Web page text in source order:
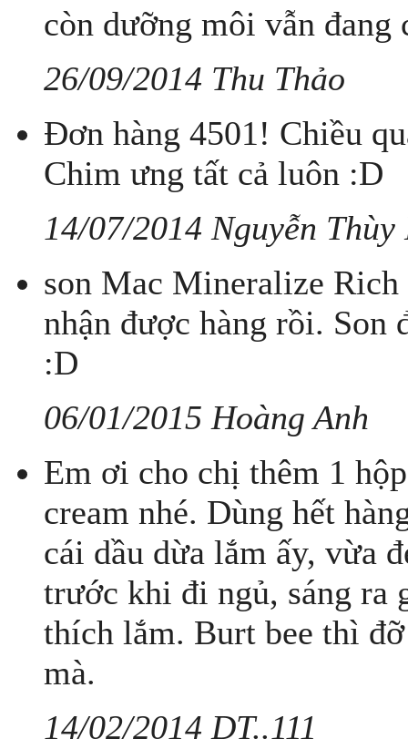
còn dưỡng môi vẫn đang
26/09/2014 Thu Thảo
Đơn hàng 4501! Chiều
Chim ưng tất cả luôn :D
14/07/2014 Nguyễn Thùy
son Mac Mineralize
nhận được hàng rồi. Son
:D
06/01/2015 Hoàng Anh
Em ơi cho chị thêm 1
cream nhé. Dùng hết
cái dầu dừa lắm ấy, vừa
trước khi đi ngủ, sáng ra
thích lắm. Burt bee thì
mà.
14/02/2014 DT..111